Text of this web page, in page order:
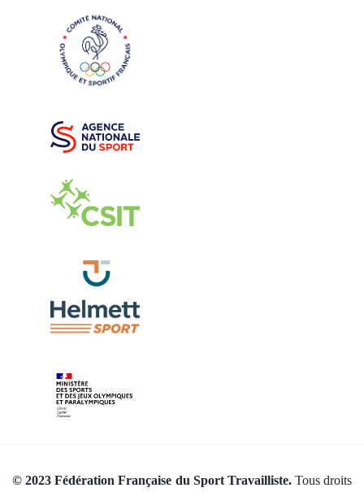
© 2023 Fédération Française du Sport Travailliste.Tous droits